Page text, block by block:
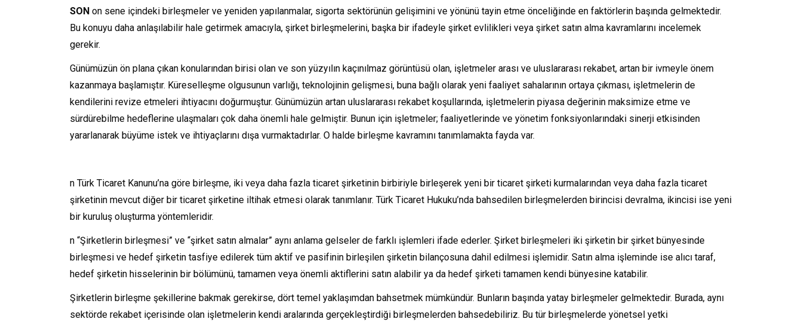
SON on sene içindeki birleşmeler ve yeniden yapılanmalar, sigorta sektörünün gelişimini ve yönünü tayin etme önceliğinde en faktörlerin başında gelmektedir.
Bu konuyu daha anlaşılabilir hale getirmek amacıyla, şirket birleşmelerini, başka bir ifadeyle şirket evlilikleri veya şirket satın alma kavramlarını incelemek
gerekir.
Günümüzün ön plana çıkan konularından birisi olan ve son yüzyılın kaçınılmaz görüntüsü olan, işletmeler arası ve uluslararası rekabet, artan bir ivmeyle önem
kazanmaya başlamıştır. Küreselleşme olgusunun varlığı, teknolojinin gelişmesi, buna bağlı olarak yeni faaliyet sahalarının ortaya çıkması, işletmelerin de
kendilerini revize etmeleri ihtiyacını doğurmuştur. Günümüzün artan uluslararası rekabet koşullarında, işletmelerin piyasa değerinin maksimize etme ve
sürdürebilme hedeflerine ulaşmaları çok daha önemli hale gelmiştir. Bunun için işletmeler; faaliyetlerinde ve yönetim fonksiyonlarındaki sinerji etkisinden
yararlanarak büyüme istek ve ihtiyaçlarını dışa vurmaktadırlar. O halde birleşme kavramını tanımlamakta fayda var.
n Türk Ticaret Kanunu’na göre birleşme, iki veya daha fazla ticaret şirketinin birbiriyle birleşerek yeni bir ticaret şirketi kurmalarından veya daha fazla ticaret
şirketinin mevcut diğer bir ticaret şirketine iltihak etmesi olarak tanımlanır. Türk Ticaret Hukuku’nda bahsedilen birleşmelerden birincisi devralma, ikincisi ise yeni
bir kuruluş oluşturma yöntemleridir.
n “Şirketlerin birleşmesi” ve “şirket satın almalar” aynı anlama gelseler de farklı işlemleri ifade ederler. Şirket birleşmeleri iki şirketin bir şirket bünyesinde
birleşmesi ve hedef şirketin tasfiye edilerek tüm aktif ve pasifinin birleşilen şirketin bilançosuna dahil edilmesi işlemidir. Satın alma işleminde ise alıcı taraf,
hedef şirketin hisselerinin bir bölümünü, tamamen veya önemli aktiflerini satın alabilir ya da hedef şirketi tamamen kendi bünyesine katabilir.
Şirketlerin birleşme şekillerine bakmak gerekirse, dört temel yaklaşımdan bahsetmek mümkündür. Bunların başında yatay birleşmeler gelmektedir. Burada, aynı
sektörde rekabet içerisinde olan işletmelerin kendi aralarında gerçekleştirdiği birleşmelerden bahsedebiliriz. Bu tür birleşmelerde yönetsel yetki